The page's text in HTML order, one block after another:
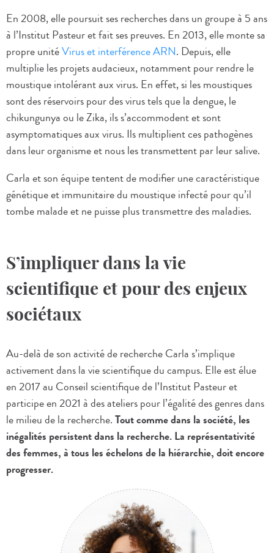
En 2008, elle poursuit ses recherches dans un groupe à 5 ans
à l’Institut Pasteur et fait ses preuves. En 2013, elle monte sa
propre unitéVirus et interférence ARN. Depuis, elle
multiplie les projets audacieux, notamment pour rendre le
moustique intolérant aux virus. En effet, si les moustiques
sont des réservoirs pour des virus tels que la dengue, le
chikungunya ou le Zika, ils s’accommodent et sont
asymptomatiques aux virus. Ils multiplient ces pathogènes
dans leur organisme et nous les transmettent par leur salive.
Carla et son équipe tentent de modifier une caractéristique
génétique et immunitaire du moustique infecté pour qu’il
tombe malade et ne puisse plus transmettre des maladies.
S’impliquer dans la vie
scientifique et pour des enjeux
sociétaux
Au-delà de son activité de recherche Carla s’implique
activement dans la vie scientifique du campus. Elle est élue
en 2017 au Conseil scientifique de l’Institut Pasteur et
participe en 2021 à des ateliers pour l’égalité des genres dans
le milieu de la recherche.Tout comme dans la société, les
inégalités persistent dans la recherche. La représentativité
des femmes, à tous les échelons de la hiérarchie, doit encore
progresser.